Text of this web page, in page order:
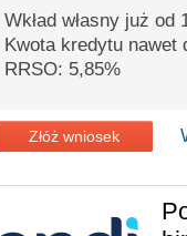
Wkład własny już od
Kwota kredytu nawet
RRSO: 5,85%
Złóż wniosek